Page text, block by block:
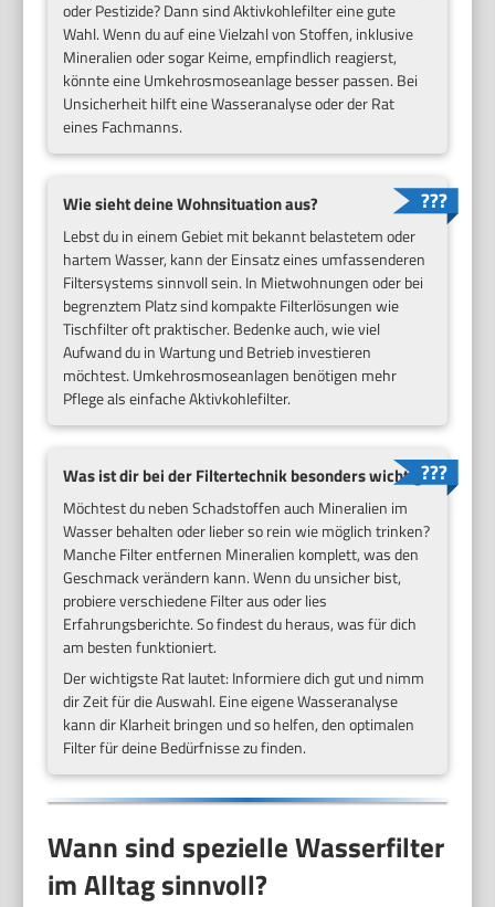
oder Pestizide? Dann sind Aktivkohlefilter eine gute
Wahl. Wenn du auf eine Vielzahl von Stoffen, inklusive
Mineralien oder sogar Keime, empfindlich reagierst,
könnte eine Umkehrosmoseanlage besser passen. Bei
Unsicherheit hilft eine Wasseranalyse oder der Rat
eines Fachmanns.
Wie sieht deine Wohnsituation aus?
Lebst du in einem Gebiet mit bekannt belastetem oder
hartem Wasser, kann der Einsatz eines umfassenderen
Filtersystems sinnvoll sein. In Mietwohnungen oder bei
begrenztem Platz sind kompakte Filterlösungen wie
Tischfilter oft praktischer. Bedenke auch, wie viel
Aufwand du in Wartung und Betrieb investieren
möchtest. Umkehrosmoseanlagen benötigen mehr
Pflege als einfache Aktivkohlefilter.
Was ist dir bei der Filtertechnik besonders wichtig?
Möchtest du neben Schadstoffen auch Mineralien im
Wasser behalten oder lieber so rein wie möglich trinken?
Manche Filter entfernen Mineralien komplett, was den
Geschmack verändern kann. Wenn du unsicher bist,
probiere verschiedene Filter aus oder lies
Erfahrungsberichte. So findest du heraus, was für dich
am besten funktioniert.
Der wichtigste Rat lautet: Informiere dich gut und nimm
dir Zeit für die Auswahl. Eine eigene Wasseranalyse
kann dir Klarheit bringen und so helfen, den optimalen
Filter für deine Bedürfnisse zu finden.
Wann sind spezielle Wasserfilter
im Alltag sinnvoll?